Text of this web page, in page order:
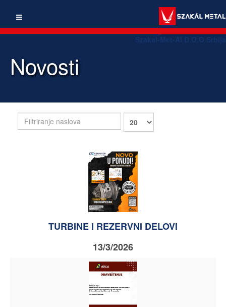
Szakal-Met-Al D.O.O Srbija
Novosti
Filtriranje
naslova
Prikaz
TURBINE I REZERVNI DELOVI
13/3/2026